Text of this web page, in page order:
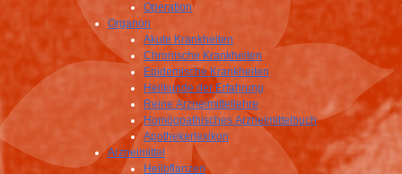
Operation
Organon
Akute Krankheiten
Chronische Krankheiten
Epidemische Krankheiten
Heilkunde der Erfahrung
Reine Arzneimittellehre
Homöopathisches Arzneimittelbuch
Apothekerlexikon
Arzneimittel
Heilpflanzen